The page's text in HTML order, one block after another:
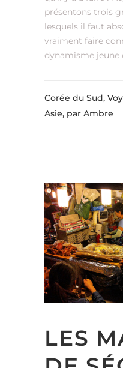
présentons trois
lesquels il faut
vraiment faire
dynamisme jeune
Corée du Sud,
Asie, par Ambre
LES